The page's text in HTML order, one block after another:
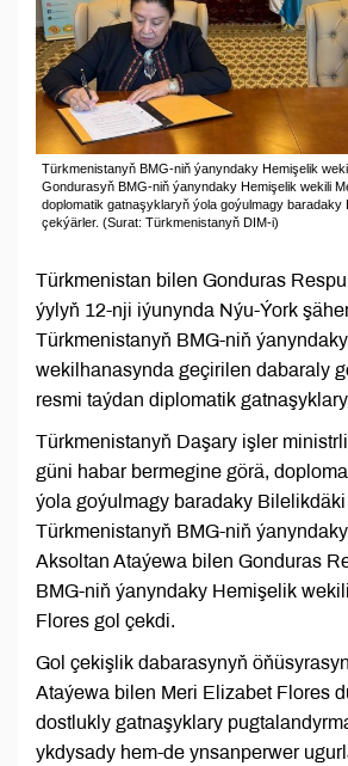
Türkmenistanyň BMG-niň ýanyndaky Hemişelik
Gondurasyň BMG-niň ýanyndaky Hemişelik wekili
doplomatik gatnaşyklaryň ýola goýulmagy baradaky
çekýärler. (Surat: Türkmenistanyň DIM-i)
Türkmenistan bilen Gonduras
ýylyň 12-nji iýunynda Nýu-Ýork
Türkmenistanyň BMG-niň
wekilhanasynda geçirilen dabaraly
resmi taýdan diplomatik
Türkmenistanyň Daşary işler
güni habar bermegine görä,
ýola goýulmagy baradaky
Türkmenistanyň BMG-niň
Aksoltan Ataýewa bilen Gonduras
BMG-niň ýanyndaky Hemişelik
Flores gol çekdi.
Gol çekişlik dabarasynyň
Ataýewa bilen Meri Elizabet Flores
dostlukly gatnaşyklary
ykdysady hem-de ynsanperwer